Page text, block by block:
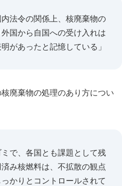
内法令の関係上、核廃棄物の
国から自国への受け入れは
があったと記憶している」
廃棄物の処理のあり方につい
ミで、各国とも課題として残
み核燃料は、不拡散の観点
かりとコントロールされて